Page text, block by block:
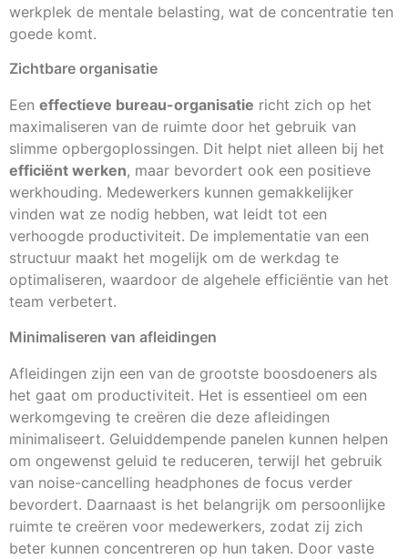
werkplek de mentale belasting, wat de concentratie ten
goede komt.
Zichtbare organisatie
Een effectieve bureau-organisatie richt zich op het
maximaliseren van de ruimte door het gebruik van
slimme opbergoplossingen. Dit helpt niet alleen bij het
efficiënt werken, maar bevordert ook een positieve
werkhouding. Medewerkers kunnen gemakkelijker
vinden wat ze nodig hebben, wat leidt tot een
verhoogde productiviteit. De implementatie van een
structuur maakt het mogelijk om de werkdag te
optimaliseren, waardoor de algehele efficiëntie van het
team verbetert.
Minimaliseren van afleidingen
Afleidingen zijn een van de grootste boosdoeners als
het gaat om productiviteit. Het is essentieel om een
werkomgeving te creëren die deze afleidingen
minimaliseert. Geluiddempende panelen kunnen helpen
om ongewenst geluid te reduceren, terwijl het gebruik
van noise-cancelling headphones de focus verder
bevordert. Daarnaast is het belangrijk om persoonlijke
ruimte te creëren voor medewerkers, zodat zij zich
beter kunnen concentreren op hun taken. Door vaste